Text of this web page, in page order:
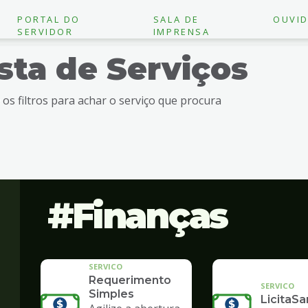
PORTAL DO
SERVIDOR
SALA DE
IMPRENSA
de Serviços
os filtros para achar o serviço que procura
Finanças
SERVICO
Requerimento
Simples
SERVICO